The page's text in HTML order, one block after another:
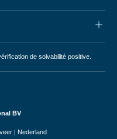
de solvabilité positive.
BV
| Nederland